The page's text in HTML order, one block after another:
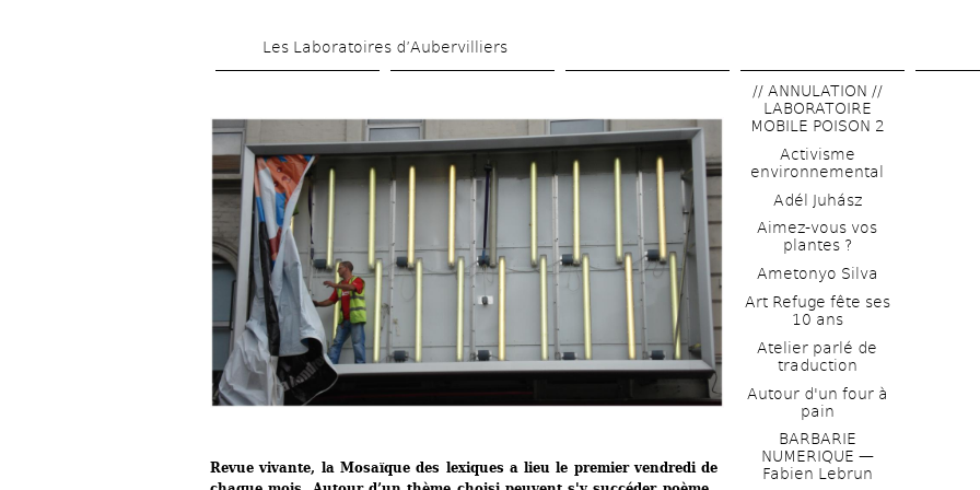
contenu
Les Laboratoires d’Aubervilliers
Revue vivante, la Mosaïque des lexiques a lieu le premier vendredi de
// ANNULATION //
LABORATOIRE
MOBILE POISON 2
Activisme
environnemental
Adél Juhász
Aimez-vous vos
plantes ?
Ametonyo Silva
Art Refuge fête ses
10 ans
Atelier parlé de
traduction
Autour d'un four à
pain
BARBARIE
NUMERIQUE —
Fabien Lebrun